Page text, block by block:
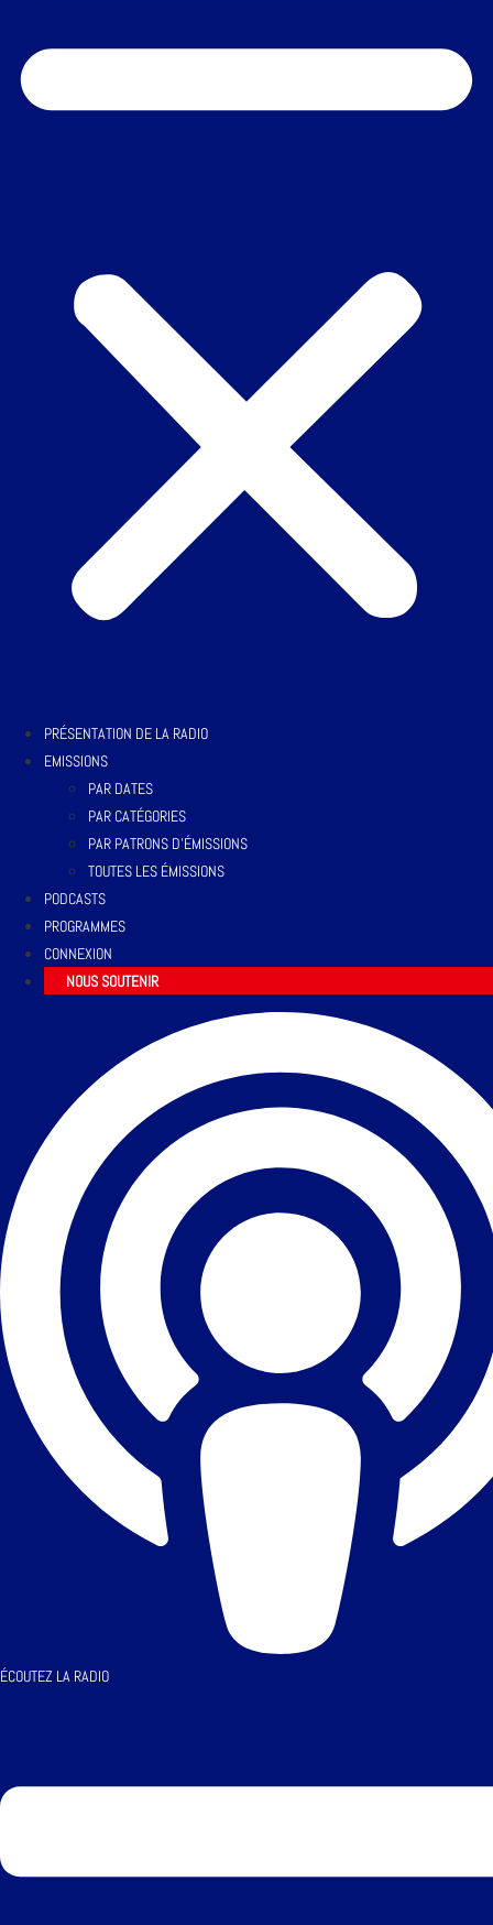
PRÉSENTATION DE LA RADIO
EMISSIONS
PAR DATES
PAR CATÉGORIES
PAR PATRONS D’ÉMISSIONS
TOUTES LES ÉMISSIONS
PODCASTS
PROGRAMMES
CONNEXION
NOUS SOUTENIR
ÉCOUTEZ LA RADIO